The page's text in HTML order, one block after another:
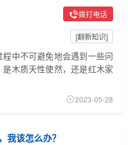
拨打电话
[翻新知识]
中不可避免地会遇到一些问
木质天性使然，还是红木家
2023-05-28
我该怎么办？